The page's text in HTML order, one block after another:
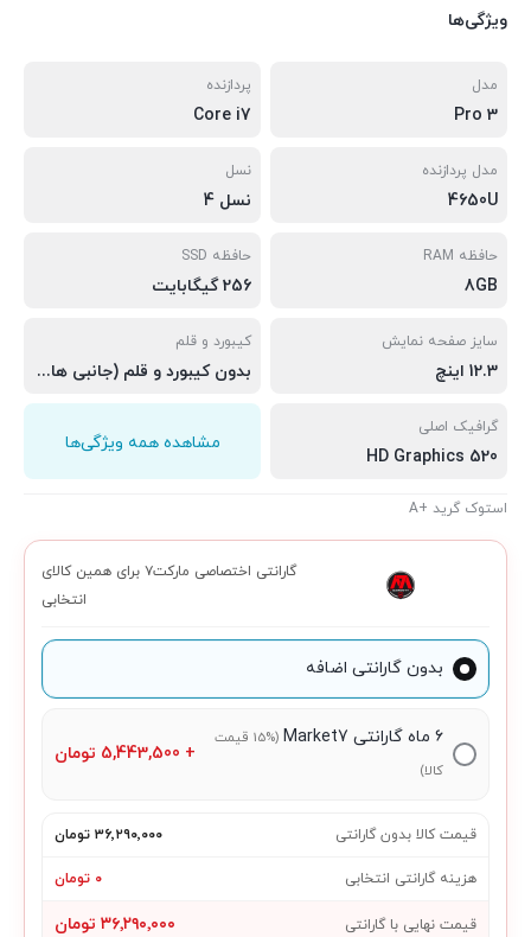
ویژگی‌ها
مدل
Pro 3
پردازنده
Core i7
مدل پردازنده
4650U
نسل
نسل 4
حافظه RAM
8GB
حافظه SSD
256 گیگابایت
سایز صفحه نمایش
12.3 اینچ
کیبورد و قلم
بدون کیبورد و قلم (جانبی های اختصاصی اضافه کنید)
گرافیک اصلی
HD Graphics 520
مشاهده همه ویژگی‌ها
استوک گرید +A
گارانتی اختصاصی مارکت۷ برای همین کالای
انتخابی
بدون گارانتی اضافه
۶ ماه گارانتی Market7
(15% قیمت
کالا)
+
5,443,500 تومان
قیمت کالا بدون گارانتی ۳۶٬۲۹۰٬۰۰۰ تومان
هزینه گارانتی انتخابی ۰ تومان
قیمت نهایی با گارانتی ۳۶٬۲۹۰٬۰۰۰ تومان